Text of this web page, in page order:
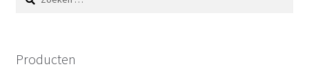
naar:
Producten